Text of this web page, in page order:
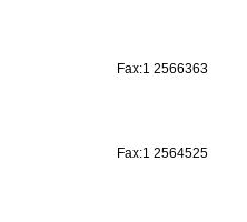
Fax:1 2566363
Fax:1 2564525